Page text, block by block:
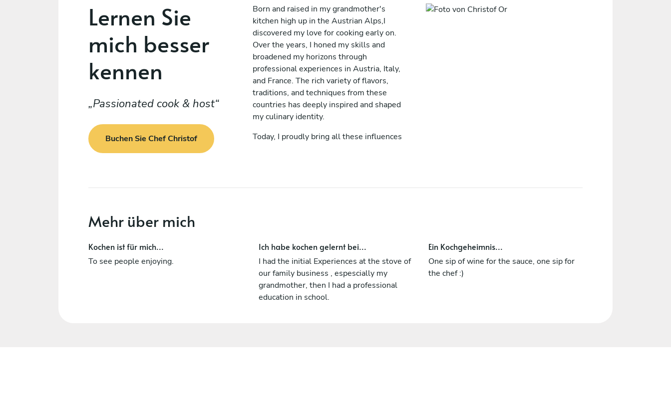
Lernen Sie
mich besser
kennen
Passionated cook & host
Buchen Sie Chef Christof
Born and raised in my grandmother's
kitchen high up in the Austrian Alps,I
discovered my love for cooking early on.
Over the years, I honed my skills and
broadened my horizons through
professional experiences in Austria, Italy,
and France. The rich variety of flavors,
traditions, and techniques from these
countries has deeply inspired and shaped
my culinary identity.
Today, I proudly bring all these influences
Mehr über mich
Kochen ist für mich...
To see people enjoying.
Ich habe kochen gelernt bei...
I had the initial Experiences at the stove of
our family business , espescially my
grandmother, then I had a professional
education in school.
Ein Kochgeheimnis...
One sip of wine for the sauce, one sip for
the chef :)